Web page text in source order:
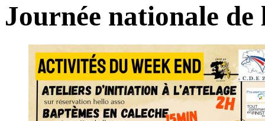
Journée nationale de